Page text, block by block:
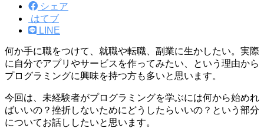
シェア
はてブ
LINE
何か手に職をつけて、就職や転職、副業に生かしたい。実際
に自分でアプリやサービスを作ってみたい、という理由から
プログラミングに興味を持つ方も多いと思います。
今回は、未経験者がプログラミングを学ぶには何から始めれ
ばいいの？挫折しないためにどうしたらいいの？という部分
についてお話ししたいと思います。